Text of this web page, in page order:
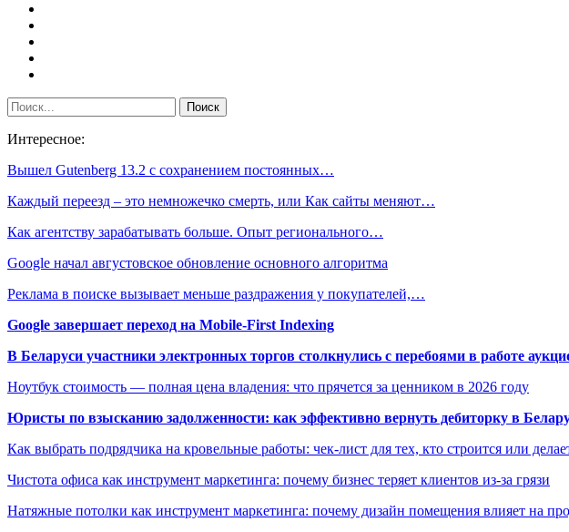
Интересное:
Вышел Gutenberg 13.2 с сохранением постоянных…
Каждый переезд – это немножечко смерть, или Как сайты меняют…
Как агентству зарабатывать больше. Опыт регионального…
Google начал августовское обновление основного алгоритма
Реклама в поиске вызывает меньше раздражения у покупателей,…
Google завершает переход на Mobile-First Indexing
В Беларуси участники электронных торгов столкнулись с перебоями в работе
Ноутбук стоимость — полная цена владения: что прячется за ценником в 2026 году
Юристы по взысканию задолженности: как эффективно вернуть дебиторку в
Как выбрать подрядчика на кровельные работы: чек-лист для тех, кто строится или
Чистота офиса как инструмент маркетинга: почему бизнес теряет клиентов из-за грязи
Натяжные потолки как инструмент маркетинга: почему дизайн помещения влияет на